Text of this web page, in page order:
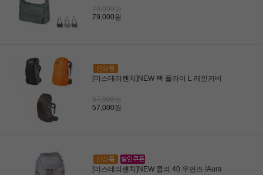
79,000원
79,000원
[미스테리랜치]NEW 팩 플라이 L 레인커버
57,000원
57,000원
[미스테리랜치]NEW 쿨리 40 우먼즈 /Aura